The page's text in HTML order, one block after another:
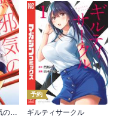
［カラー版］無邪気の楽園
予約
ギルティサークル